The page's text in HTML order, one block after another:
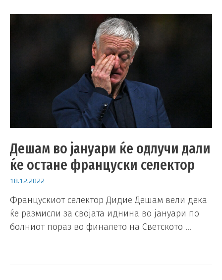
Дешам во јануари ќе одлучи дали
ќе остане француски селектор
18.12.2022
Францускиот селектор Дидие Дешам вели дека
ќе размисли за својата иднина во јануари по
болниот пораз во финалето на Светското …